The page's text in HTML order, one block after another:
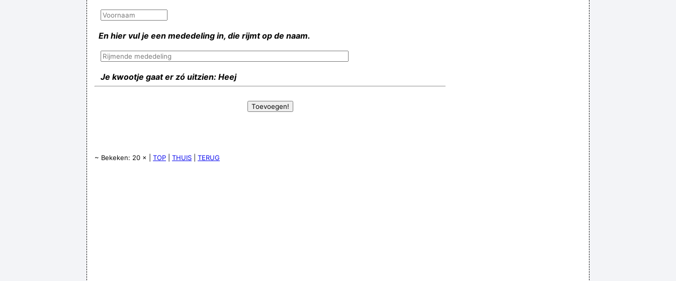
En hier vul je een mededeling in, die rijmt op de naam.
Je kwootje gaat er zó uitzien: Heej
~ Bekeken: 20 × | TOP THUIS TERUG